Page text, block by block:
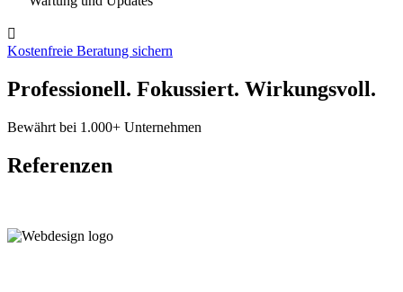

Kostenfreie Beratung sichern
Professionell. Fokussiert. Wirkungsvoll.
Bewährt bei 1.000+ Unternehmen
Referenzen